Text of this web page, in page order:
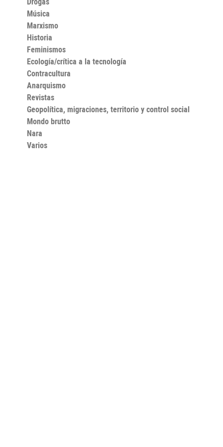
Música
Marxismo
Historia
Feminismos
Ecología/crítica a la tecnología
Contracultura
Anarquismo
Revistas
Geopolítica, migraciones, territorio y control social
Mondo brutto
Nara
Varios